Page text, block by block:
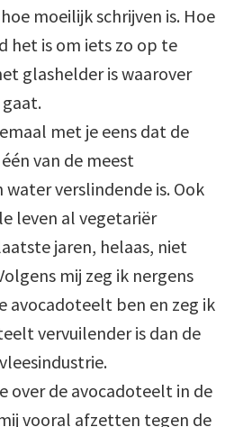
moeilijk schrijven is. Hoe
het is om iets zo op te
glashelder is waarover
met je eens dat de
van de meest
water verslindende is. Ook
leven al vegetariër
jaren, helaas, niet
mij zeg ik nergens
avocadoteelt ben en zeg ik
vervuilender is dan de
over de avocadoteelt in de
vooral afzetten tegen de